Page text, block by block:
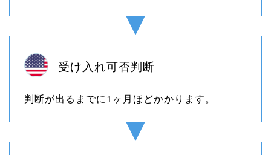
受け入れ可否判断
判断が出るまでに1ヶ月ほどかかります。